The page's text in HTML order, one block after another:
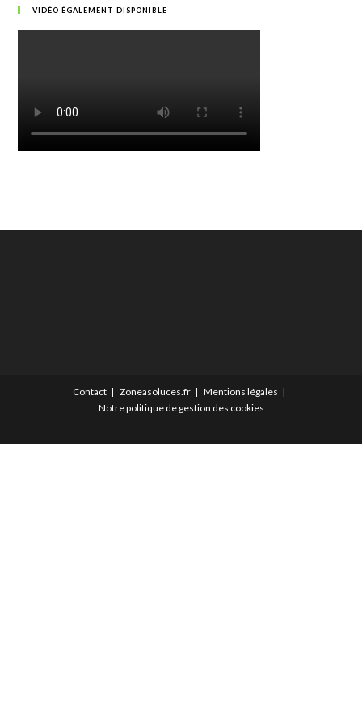
VIDÉO ÉGALEMENT DISPONIBLE
Contact Zoneasoluces.fr
Mentions légales
Notre politique de gestion des cookies